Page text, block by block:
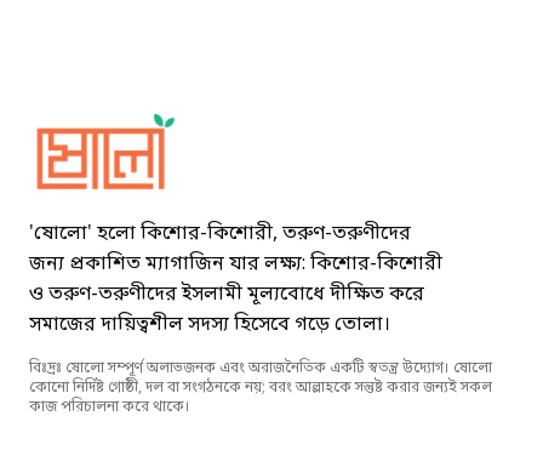
Sholo Magazine
'ষোলো' হলো কিশোর-কিশোরী, তরুণ-তরুণীদের
জন্য প্রকাশিত ম্যাগাজিন যার লক্ষ্য: কিশোর-কিশোরী
ও তরুণ-তরুণীদের ইসলামী মূল্যবোধে দীক্ষিত করে
সমাজের দায়িত্বশীল সদস্য হিসেবে গড়ে তোলা।
বিঃদ্রঃ ষোলো সম্পূর্ণ অলাভজনক এবং অরাজনৈতিক একটি স্বতন্ত্র উদ্যোগ। ষোলো
কোনো নির্দিষ্ট গোষ্ঠী, দল বা সংগঠনকে নয়; বরং আল্লাহকে সন্তুষ্ট করার জন্যই সকল
কাজ পরিচালনা করে থাকে।